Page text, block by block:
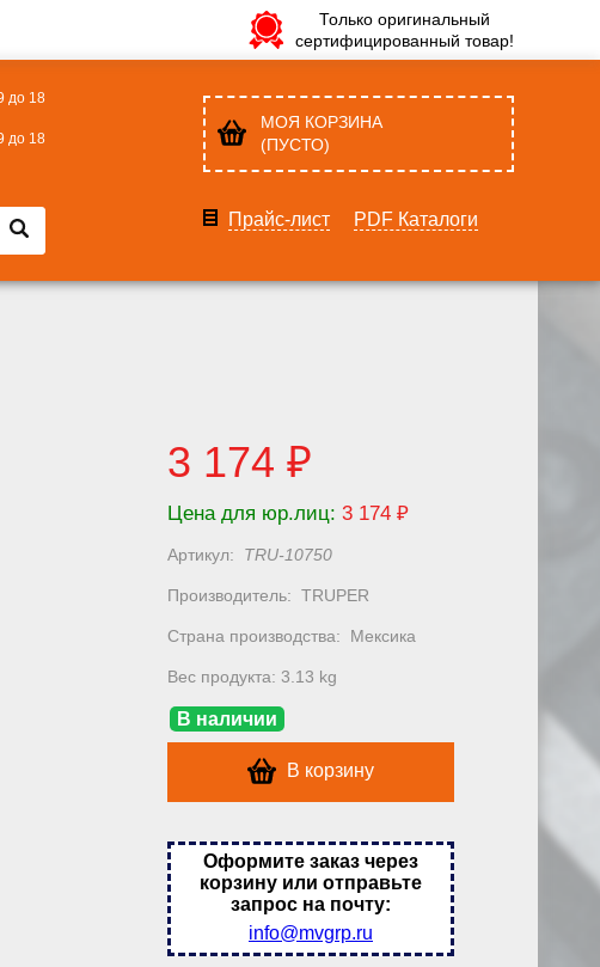
Только оригинальный
сертифицированный товар!
до 18
до 18
МОЯ КОРЗИНА
(ПУСТО)
Прайс-лист PDF Каталоги
3 174 ₽
Цена для юр.лиц: 3 174 ₽
Артикул: TRU-10750
Производитель: TRUPER
Страна производства: Мексика
Вес продукта: 3.13 kg
В наличии
В корзину
Оформите заказ через
корзину или отправьте
запрос на почту:
info@mvgrp.ru